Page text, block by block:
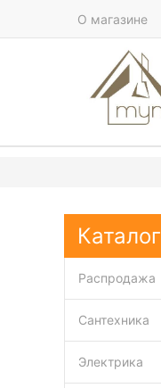
О магазине
Каталог
Распродажа
Сантехника
Электрика